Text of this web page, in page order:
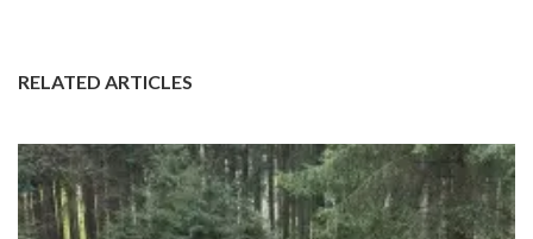
RELATED ARTICLES